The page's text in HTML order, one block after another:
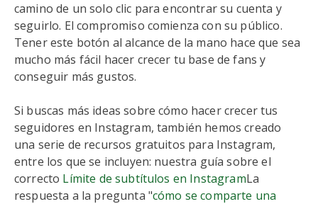
camino de un solo clic para encontrar su cuenta y
seguirlo. El compromiso comienza con su público.
Tener este botón al alcance de la mano hace que sea
mucho más fácil hacer crecer tu base de fans y
conseguir más gustos.
Si buscas más ideas sobre cómo hacer crecer tus
seguidores en Instagram, también hemos creado
una serie de recursos gratuitos para Instagram,
entre los que se incluyen: nuestra guía sobre el
correcto Límite de subtítulos en InstagramLa
respuesta a la pregunta "cómo se comparte una